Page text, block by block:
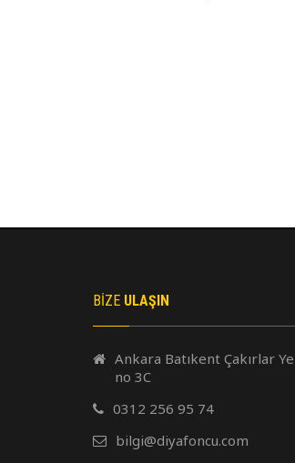
BIZE ULAŞIN
Ankara Batıkent Çakırlar
no 3C
0312 256 95 74
bilgi@diyafoncu.com